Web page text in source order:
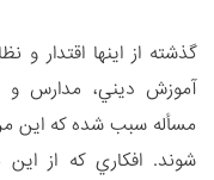
گذشته از اينها اقتدار و
آموزش ديني، مدارس
مسأله سبب شده که اين
شوند. افکاري که از